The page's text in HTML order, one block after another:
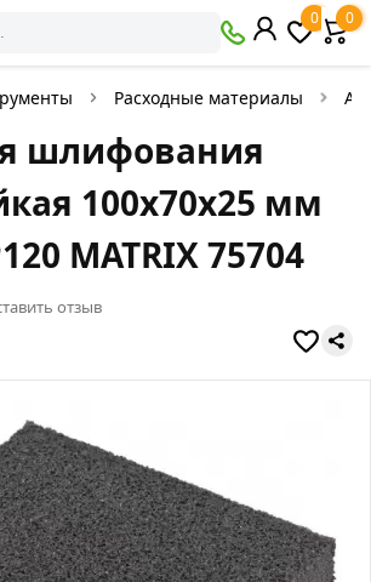
0 0
Расходные материалы
шлифования
100х70х25 мм
MATRIX 75704
отзыв